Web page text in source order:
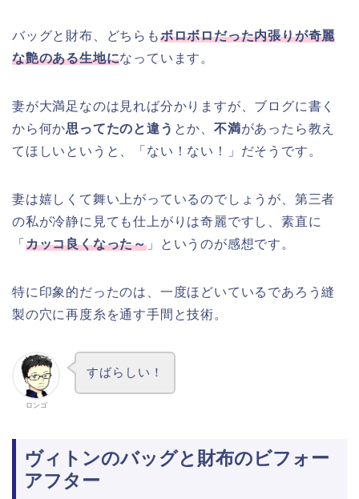
バッグと財布、どちらもボロボロだった内張りが奇麗
な艶のある生地になっています。
妻が大満足なのは見れば分かりますが、ブログに書く
から何か思ってたのと違う とか、不満があったら教え
てほしいというと、「ない！ない！」だそうです。
妻は嬉しくて舞い上がっているのでしょうが、第三者
の私が冷静に見ても仕上がりは奇麗ですし、素直に
「 カッコ良くなった～ 」というのが感想です。
特に印象的だったのは、一度ほどいているであろう縫
製の穴に再度糸を通す手間と技術。
ロンゴ
すばらしい！
ヴィトンのバッグと財布のビフォー
アフター